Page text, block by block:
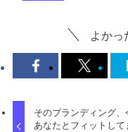
よかっ
そのブランディング、
あなたとフィットして